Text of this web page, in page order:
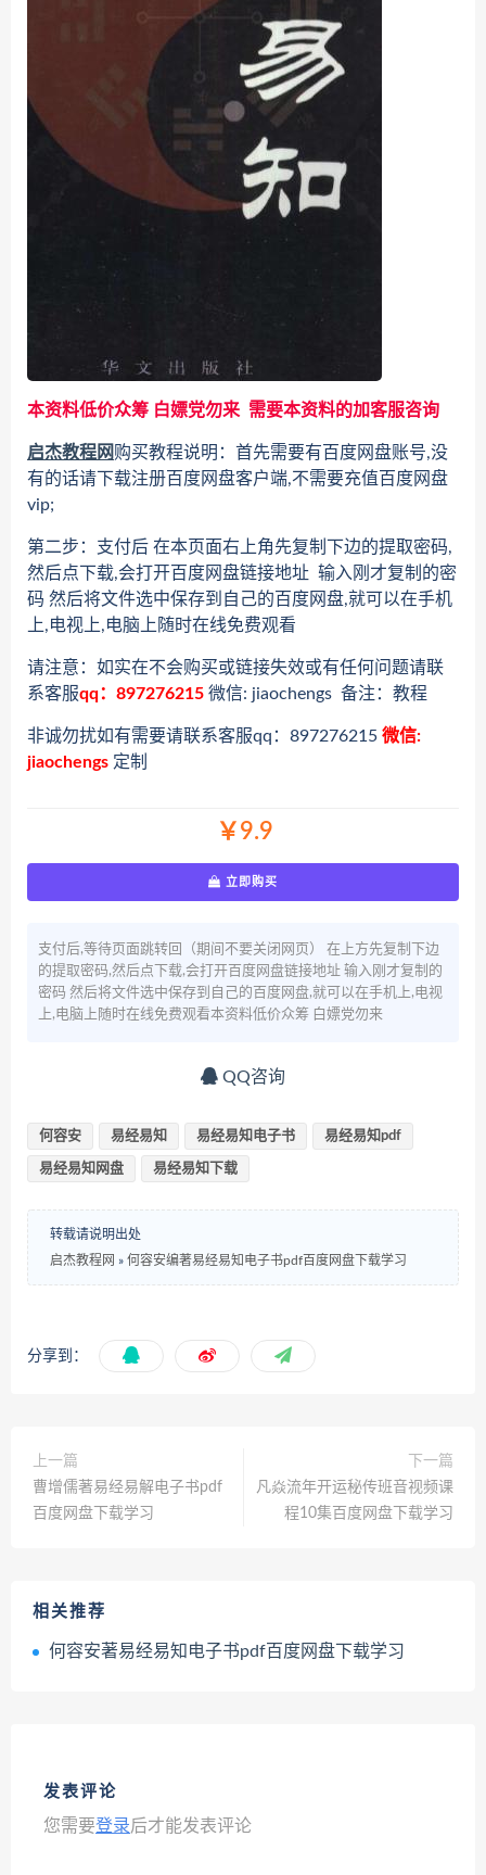
本资料低价众筹 白嫖党勿来 需要本资料的加客服咨询
启杰教程网购买教程说明：首先需要有百度网盘账号,没
有的话请下载注册百度网盘客户端,不需要充值百度网盘
vip;
第二步：支付后 在本页面右上角先复制下边的提取密码,
然后点下载,会打开百度网盘链接地址 输入刚才复制的密
码 然后将文件选中保存到自己的百度网盘,就可以在手机
上,电视上,电脑上随时在线免费观看
请注意：如实在不会购买或链接失效或有任何问题请联
系客服qq：897276215 微信: jiaochengs 备注：教程
非诚勿扰如有需要请联系客服qq：897276215 微信:
jiaochengs 定制
￥9.9
立即购买
支付后,等待页面跳转回（期间不要关闭网页） 在上方先复制下边
的提取密码,然后点下载,会打开百度网盘链接地址 输入刚才复制的
密码 然后将文件选中保存到自己的百度网盘,就可以在手机上,电视
上,电脑上随时在线免费观看本资料低价众筹 白嫖党勿来
QQ咨询
何容安 易经易知 易经易知电子书 易经易知pdf
易经易知网盘 易经易知下载
转载请说明出处
启杰教程网 » 何容安编著易经易知电子书pdf百度网盘下载学习
分享到：
上一篇
曹增儒著易经易解电子书pdf
百度网盘下载学习
下一篇
凡焱流年开运秘传班音视频课
程10集百度网盘下载学习
相关推荐
何容安著易经易知电子书pdf百度网盘下载学习
发表评论
您需要登录后才能发表评论